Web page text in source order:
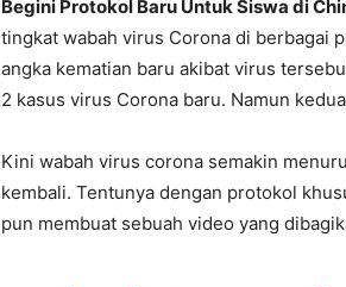
Begini Protokol Baru Untuk Siswa di
tingkat wabah virus Corona di berbagai
angka kematian baru akibat virus
2 kasus virus Corona baru. Namun
Kini wabah virus corona semakin
kembali. Tentunya dengan protokol
pun membuat sebuah video yang